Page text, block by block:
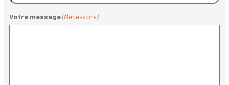
Votre message (Nécessaire)